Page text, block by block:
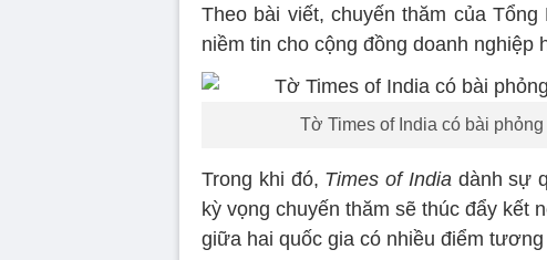
Theo bài viết, chuyến thăm của
niềm tin cho cộng đồng doanh nghiệp
Tờ Times of India có bài
Trong khi đó, Times of India dành sự
kỳ vọng chuyến thăm sẽ thúc đẩy kết
giữa hai quốc gia có nhiều điểm